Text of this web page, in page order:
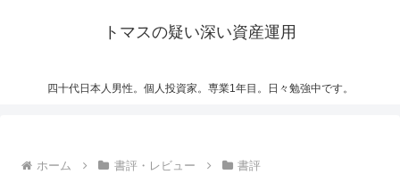
トマスの疑い深い資産運用
四十代日本人男性。個人投資家。専業1年目。日々勉強中です。
ホーム 書評・レビュー 書評